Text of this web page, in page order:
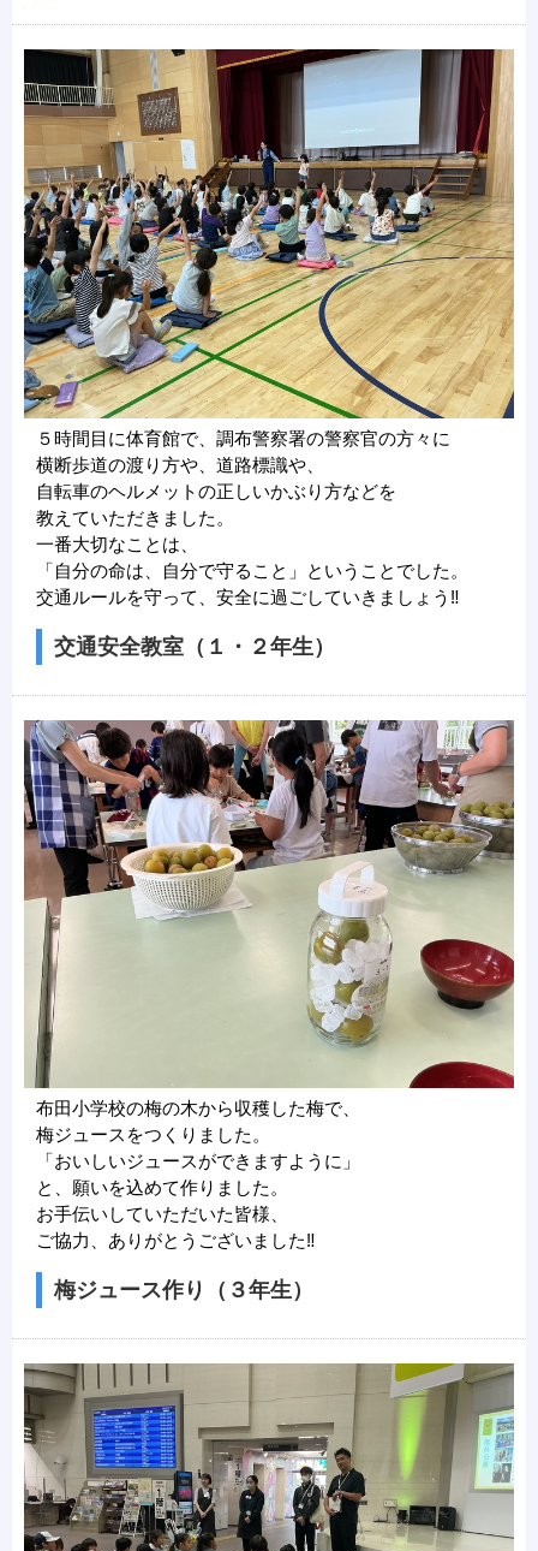
５時間目に体育館で、調布警察署の警察官の方々に
横断歩道の渡り方や、道路標識や、
自転車のヘルメットの正しいかぶり方などを
教えていただきました。
一番大切なことは、
「自分の命は、自分で守ること」ということでした。
交通ルールを守って、安全に過ごしていきましょう‼
交通安全教室（１・２年生）
布田小学校の梅の木から収穫した梅で、
梅ジュースをつくりました。
「おいしいジュースができますように」
と、願いを込めて作りました。
お手伝いしていただいた皆様、
ご協力、ありがとうございました‼
梅ジュース作り（３年生）